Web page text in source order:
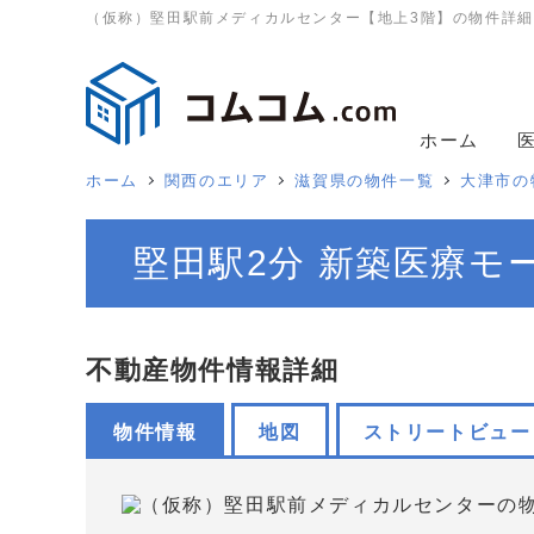
（仮称）堅田駅前メディカルセンター【地上3階】の物件詳細
ホーム
ホーム 関西のエリア 滋賀県の物件一覧 大津市
堅田駅2分 新築医療モ
不動産物件情報詳細
物件情報 地図 ストリートビュー